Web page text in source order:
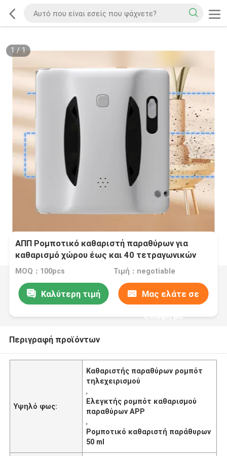
1 / 1
ΑΠΠ Ρομποτικό καθαριστή παραθύρων για
καθαρισμό χώρου έως και 40 τετραγωνικών
μέτρων
MOQ：100pcs Τιμή：negotiable
Καλύτερη τιμή Μας ελάτε σε
επαφή με
Περιγραφή προϊόντων
Υψηλό φως:
Καθαριστής παραθύρων ρομπότ
τηλεχειρισμού
,
Ελεγκτής ρομπότ καθαρισμού
παραθύρων APP
,
Ρομποτικό καθαριστή παράθυρων
50 ml